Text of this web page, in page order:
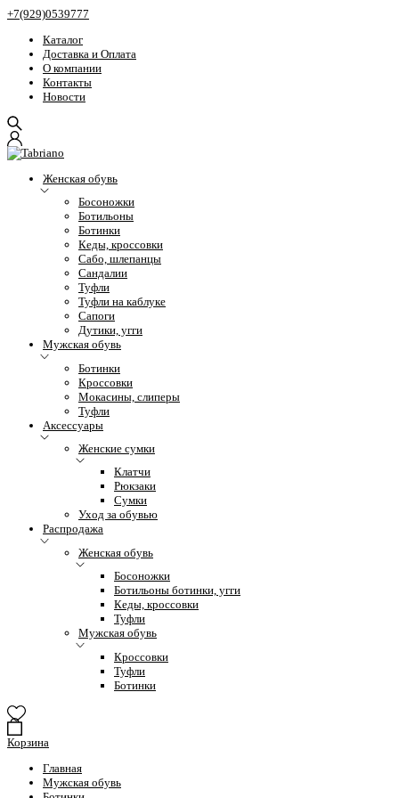
+7(929)0539777
Каталог
Доставка и Оплата
О компании
Контакты
Новости
Женская обувь
Босоножки
Ботильоны
Ботинки
Кеды, кроссовки
Сабо, шлепанцы
Сандалии
Туфли
Туфли на каблуке
Сапоги
Дутики, угги
Мужская обувь
Ботинки
Кроссовки
Мокасины, слиперы
Туфли
Аксессуары
Женские сумки
Клатчи
Рюкзаки
Сумки
Уход за обувью
Распродажа
Женская обувь
Босоножки
Ботильоны ботинки, угги
Кеды, кроссовки
Туфли
Мужская обувь
Кроссовки
Туфли
Ботинки
Корзина
Главная
Мужская обувь